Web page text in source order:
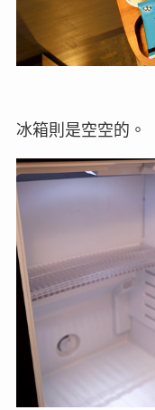
冰箱則是空空的。